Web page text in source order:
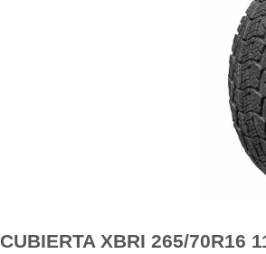
CUBIERTA XBRI 265/70R16